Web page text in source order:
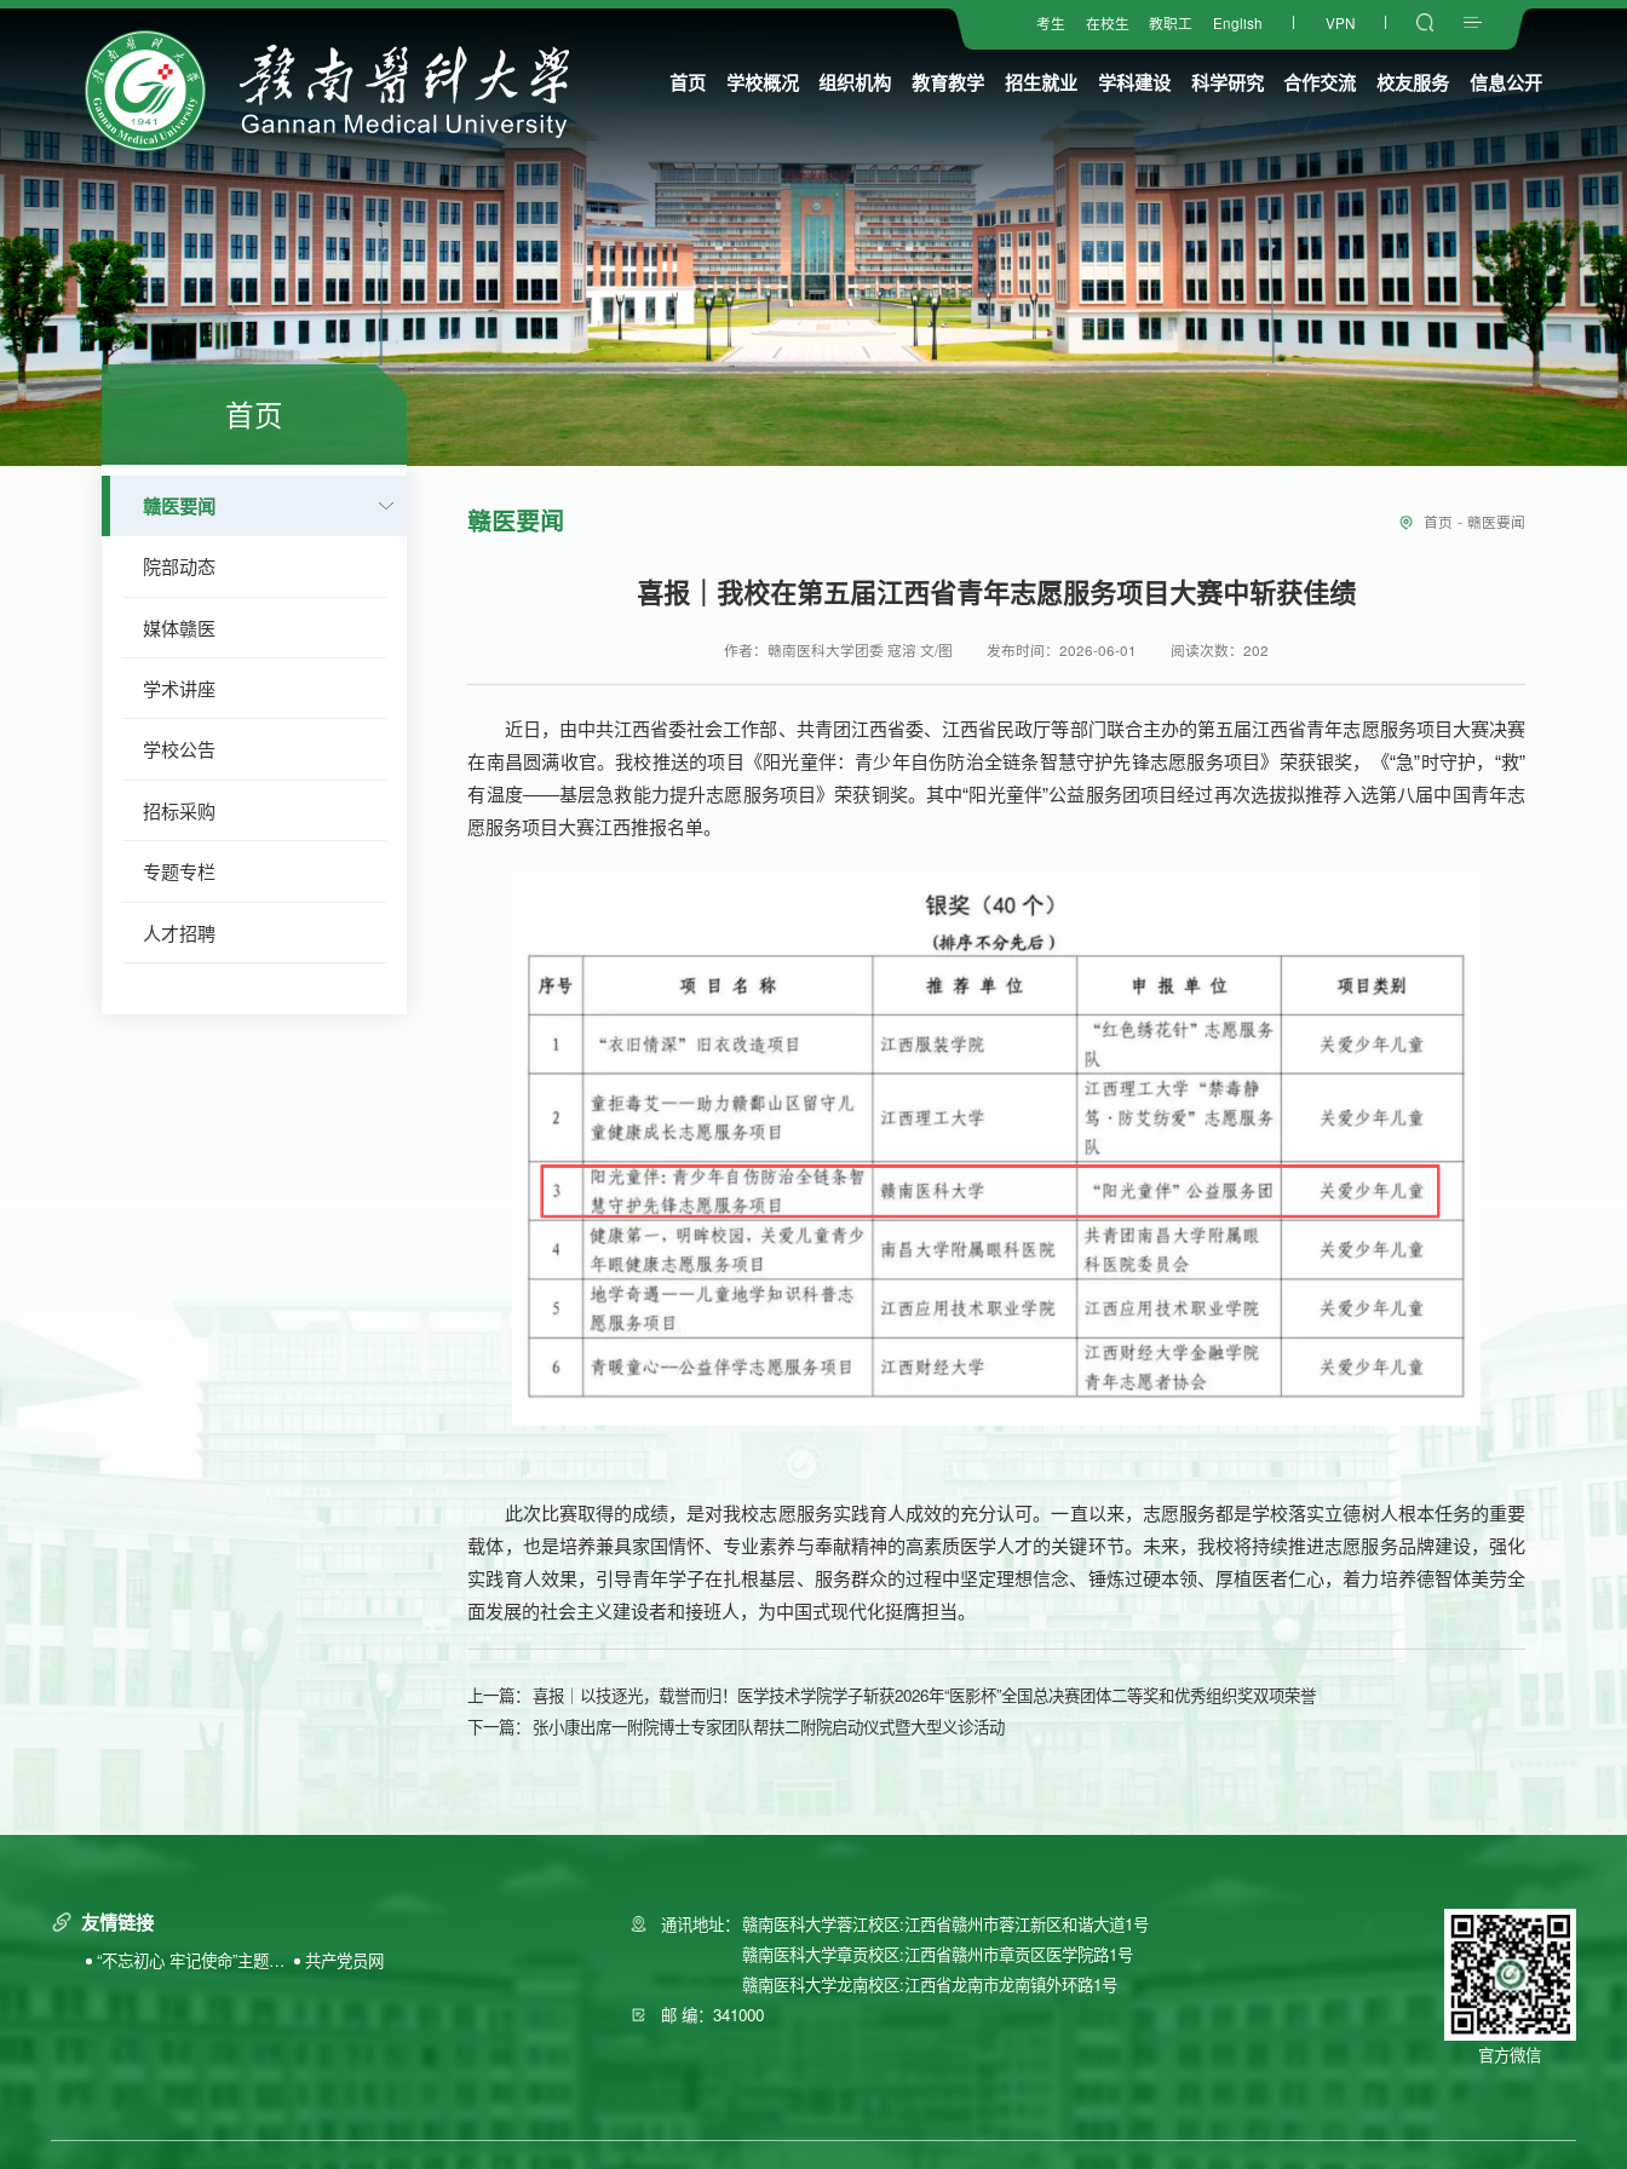
考生 在校生 教职工 English VPN
首页 学校概况 组织机构 教育教学 招生就业 学科建设 科学研究 合作交流 校友服务 信息公开
首页
赣医要闻
院部动态
媒体赣医
学术讲座
学校公告
招标采购
专题专栏
人才招聘
赣医要闻 首页 - 赣医要闻
喜报｜我校在第五届江西省青年志愿服务项目大赛中斩获佳绩
作者：赣南医科大学团委 寇溶 文/图 发布时间：2026-06-01 阅读次数：202
近日，由中共江西省委社会工作部、共青团江西省委、江西省民政厅等部门联合主办的第五届江西省青年志愿服务项目大赛决赛
在南昌圆满收官。我校推送的项目《阳光童伴：青少年自伤防治全链条智慧守护先锋志愿服务项目》荣获银奖，《“急”时守护，“救”
有温度——基层急救能力提升志愿服务项目》荣获铜奖。其中“阳光童伴”公益服务团项目经过再次选拔拟推荐入选第八届中国青年志
愿服务项目大赛江西推报名单。
此次比赛取得的成绩，是对我校志愿服务实践育人成效的充分认可。一直以来，志愿服务都是学校落实立德树人根本任务的重要
载体，也是培养兼具家国情怀、专业素养与奉献精神的高素质医学人才的关键环节。未来，我校将持续推进志愿服务品牌建设，强化
实践育人效果，引导青年学子在扎根基层、服务群众的过程中坚定理想信念、锤炼过硬本领、厚植医者仁心，着力培养德智体美劳全
面发展的社会主义建设者和接班人，为中国式现代化挺膺担当。
上一篇： 喜报｜以技逐光，载誉而归！医学技术学院学子斩获2026年“医影杯”全国总决赛团体二等奖和优秀组织奖双项荣誉
下一篇： 张小康出席一附院博士专家团队帮扶二附院启动仪式暨大型义诊活动
友情链接
“不忘初心 牢记使命”主题教
共产党员网
通讯地址： 赣南医科大学蓉江校区:江西省赣州市蓉江新区和谐大道1号
赣南医科大学章贡校区:江西省赣州市章贡区医学院路1号
赣南医科大学龙南校区:江西省龙南市龙南镇外环路1号
邮 编：341000
官方微信